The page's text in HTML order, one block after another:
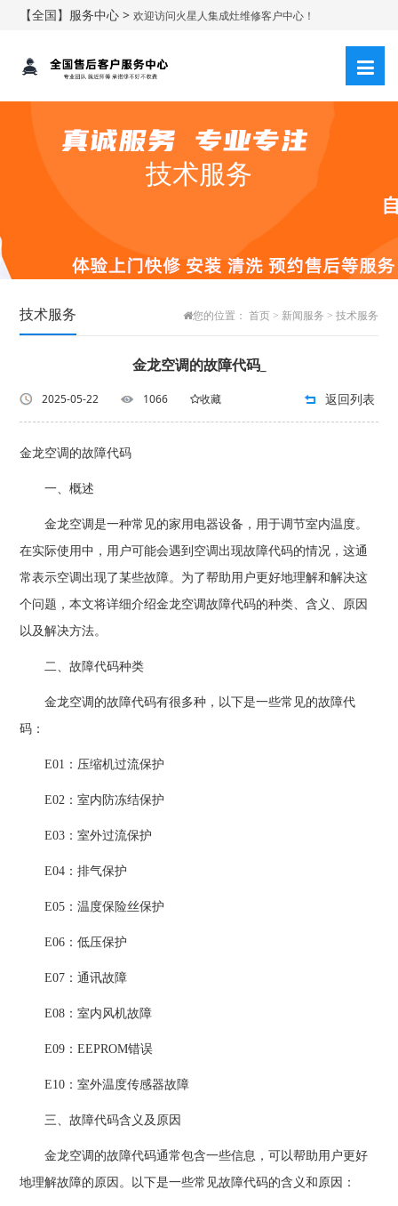
【全国】服务中心 >欢迎访问火星人集成灶维修客户中心！
技术服务
技术服务 您的位置： 首页> 新闻服务 > 技术服务
金龙空调的故障代码_
2025-05-22 1066 收藏 返回列表
金龙空调的故障代码
一、概述
金龙空调是一种常见的家用电器设备，用于调节室内温度。
在实际使用中，用户可能会遇到空调出现故障代码的情况，这通
常表示空调出现了某些故障。为了帮助用户更好地理解和解决这
个问题，本文将详细介绍金龙空调故障代码的种类、含义、原因
以及解决方法。
二、故障代码种类
金龙空调的故障代码有很多种，以下是一些常见的故障代
码：
E01：压缩机过流保护
E02：室内防冻结保护
E03：室外过流保护
E04：排气保护
E05：温度保险丝保护
E06：低压保护
E07：通讯故障
E08：室内风机故障
E09：EEPROM错误
E10：室外温度传感器故障
三、故障代码含义及原因
金龙空调的故障代码通常包含一些信息，可以帮助用户更好
地理解故障的原因。以下是一些常见故障代码的含义和原因：